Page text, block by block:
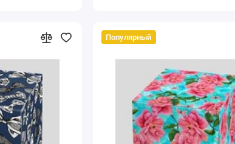
Популярный